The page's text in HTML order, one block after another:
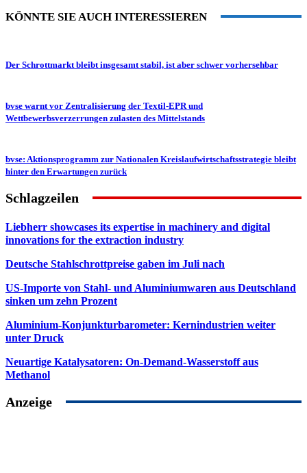
KÖNNTE SIE AUCH INTERESSIEREN
Der Schrottmarkt bleibt insgesamt stabil, ist aber schwer vorhersehbar
bvse warnt vor Zentralisierung der Textil-EPR und
Wettbewerbsverzerrungen zulasten des Mittelstands
bvse: Aktionsprogramm zur Nationalen Kreislaufwirtschaftsstrategie bleibt
hinter den Erwartungen zurück
Schlagzeilen
Liebherr showcases its expertise in machinery and digital
innovations for the extraction industry
Deutsche Stahlschrottpreise gaben im Juli nach
US-Importe von Stahl- und Aluminiumwaren aus Deutschland
sinken um zehn Prozent
Aluminium-Konjunkturbarometer: Kernindustrien weiter
unter Druck
Neuartige Katalysatoren: On-Demand-Wasserstoff aus
Methanol
Anzeige